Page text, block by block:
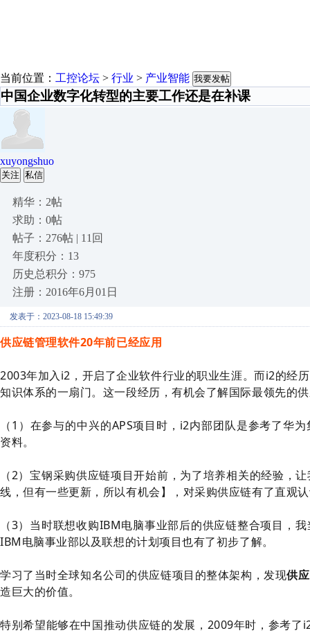
当前位置： 工控论坛 > 行业 > 产业智能 我要发帖
中国企业数字化转型的主要工作还是在补课
xuyongshuo
关注 私信
精华：2帖
求助：0帖
帖子：276帖 | 11回
年度积分：13
历史总积分：975
注册：2016年6月01日
发表于：2023-08-18 15:49:39
供应链管理软件20年前已经应用
2003年加入i2，开启了企业软件行业的职业生涯。而i2的经
知识体系的一扇门。这一段经历，有机会了解国际最领先的
（1）在参与的中兴的APS项目时，i2内部团队是参考了华
资料。
（2）宝钢采购供应链项目开始前，为了培养相关的经验，
线，但有一些更新，所以有机会】，对采购供应链有了直观
（3）当时联想收购IBM电脑事业部后的供应链整合项目，
IBM电脑事业部以及联想的计划项目也有了初步了解。
学习了当时全球知名公司的供应链项目的整体架构，发现供
造巨大的价值。
特别希望能够在中国推动供应链的发展，2009年时，参考